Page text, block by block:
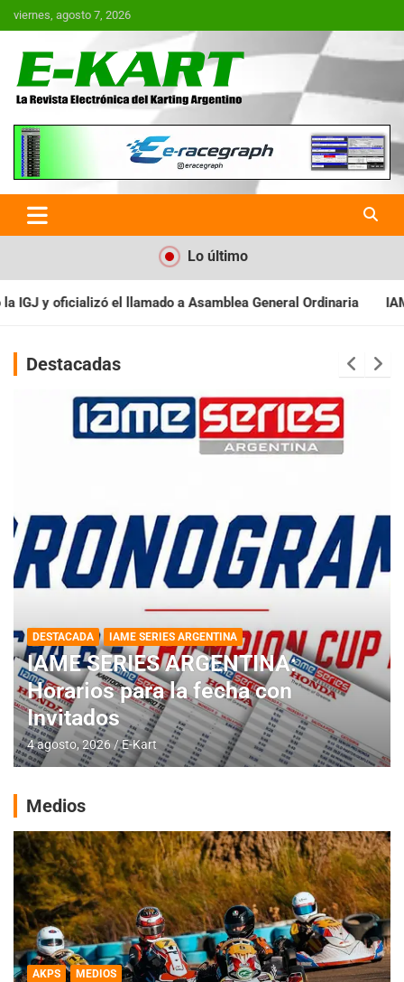
Saltar
al
viernes, agosto 7, 2026
E-Kart.com.ar | La Revista
Electrónica del Karting en
Argentina
Lo último
General Ordinaria IAME SERIES ARGENTINA:
Destacadas
DESTACADA IAME SERIES ARGENTINA
IAME SERIES ARGENTINA:
Horarios para la fecha con
Invitados
4 agosto, 2026 E-Kart
Medios
AKPS MEDIOS